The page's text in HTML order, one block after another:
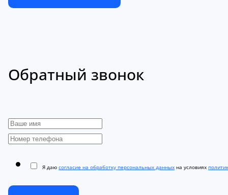
Обратный звонок
Я даю согласие на обработку персональных данных на условиях